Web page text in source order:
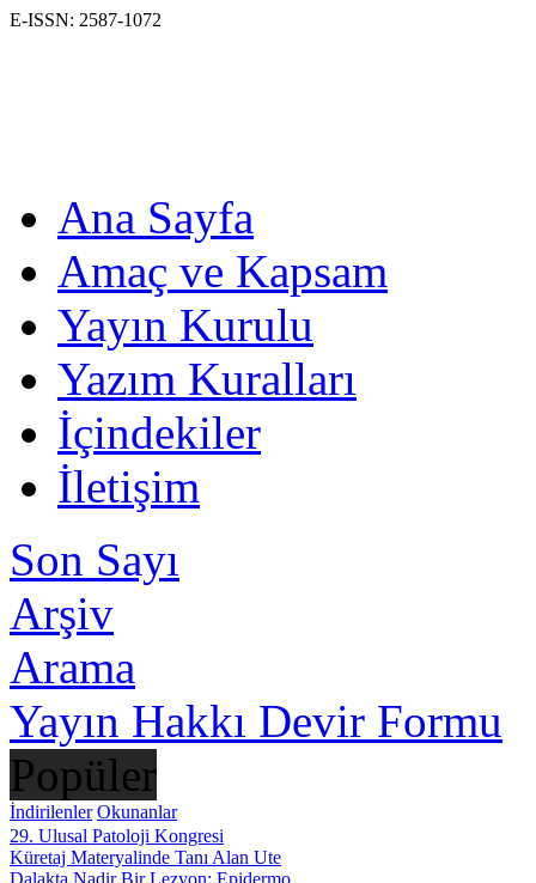
E-ISSN: 2587-1072
Ana Sayfa
Amaç ve Kapsam
Yayın Kurulu
Yazım Kuralları
İçindekiler
İletişim
Son Sayı
Arşiv
Arama
Yayın Hakkı Devir Formu
Popüler
İndirilenler Okunanlar
29. Ulusal Patoloji Kongresi
Küretaj Materyalinde Tanı Alan Ute
Dalakta Nadir Bir Lezyon: Epidermo